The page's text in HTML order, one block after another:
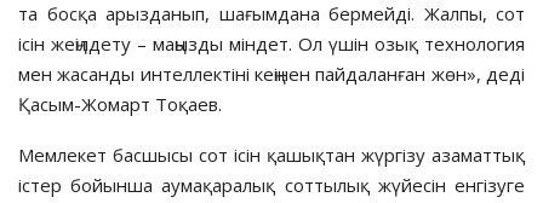
та босқа арызданып, шағымдана бермейді. Жалпы, сот
ісін жеңілдету – маңызды міндет. Ол үшін озық технология
мен жасанды интеллектіні кеңінен пайдаланған жөн», деді
Қасым-Жомарт Тоқаев.
Мемлекет басшысы сот ісін қашықтан жүргізу азаматтық
істер бойынша аумақаралық соттылық жүйесін енгізуге